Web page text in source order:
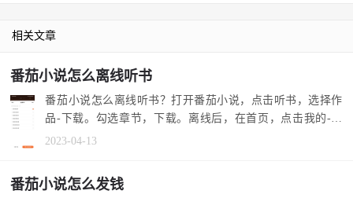
相关文章
番茄小说怎么离线听书
番茄小说怎么离线听书？打开番茄小说，点击听书，选择作
品-下载。勾选章节，下载。离线后，在首页，点击我的-下
载。选择作品...
2023-04-13
番茄小说怎么发钱